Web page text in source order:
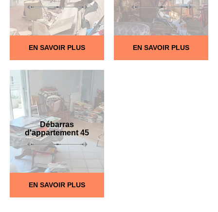
EN SAVOIR PLUS EN SAVOIR PLUS
Débarras
d'appartement 45
EN SAVOIR PLUS